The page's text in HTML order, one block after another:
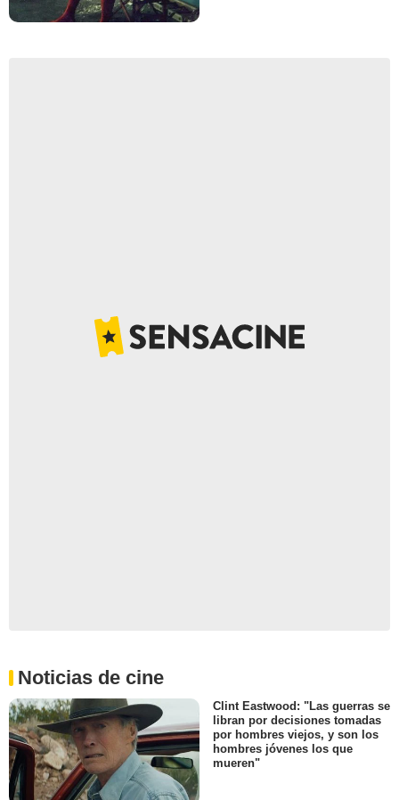
Noticias de cine
Clint Eastwood: "Las guerras se
libran por decisiones tomadas
por hombres viejos, y son los
hombres jóvenes los que
mueren"